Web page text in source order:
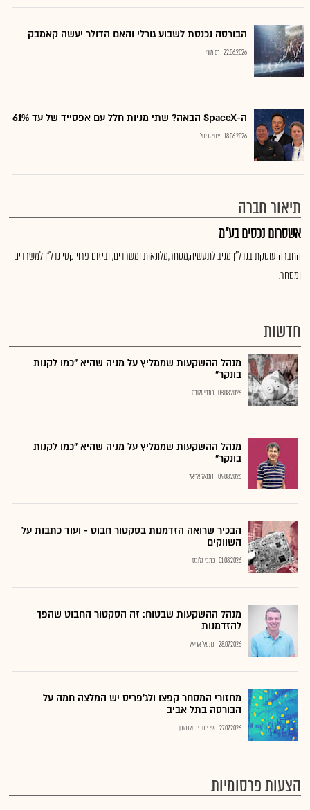
הבורסה נכנסת לשבוע גורלי והאם הדולר יעשה קאמבק
22.06.2026 רם מורי
ה-SpaceX הבאה? שתי מניות חלל עם אפסייד של עד 61%
18.06.2026 צחי גרינולד
תיאור חברה
אשטרום נכסים בע"מ
החברה עוסקת בנדל"ן מניב לתעשיה,מסחר,מלונאות ומשרדים, וביזום פרוייקטי נדל"ן למשרדים
ןמסחר.
חדשות
מנהל ההשקעות שממליץ על מניה שהיא "כמו לקנות
בונקר"
08.08.2026 כתבי גלובס
מנהל ההשקעות שממליץ על מניה שהיא "כמו לקנות
בונקר"
04.08.2026 נתנאל אריאל
הבכיר שרואה הזדמנות בסקטור חבוט - ועוד כתבות על
השווקים
01.08.2026 כתבי גלובס
מנהל ההשקעות שבטוח: זה הסקטור החבוט שהפך
להזדמנות
28.07.2026 נתנאל אריאל
מחזורי המסחר קפצו ולג'פריס יש המלצה חמה על
הבורסה בתל אביב
27.07.2026 שירי חביב-ולדהורן
הצעות פרסומיות